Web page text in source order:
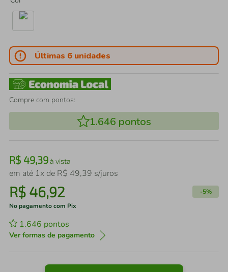
Últimas 6 unidades
Compre com pontos:
1.646 pontos
R$ 49,39à vista
em até 1x de R$ 49,39 s/juros
R$ 46,92 -5%
No pagamento com Pix
1.646 pontos
Ver formas de pagamento